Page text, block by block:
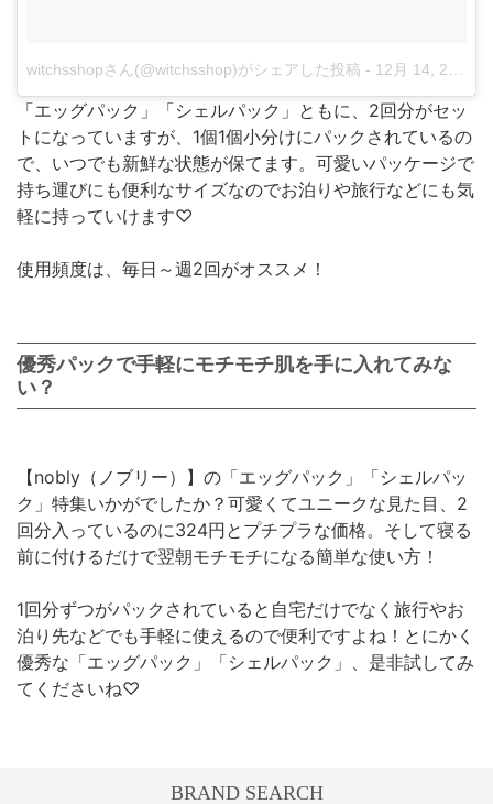
witchsshopさん(@witchsshop)がシェアした投稿 - 12月 14, 2017 at 7:28午後 PST
「エッグパック」「シェルパック」ともに、2回分がセッ
トになっていますが、1個1個小分けにパックされているの
で、いつでも新鮮な状態が保てます。可愛いパッケージで
持ち運びにも便利なサイズなのでお泊りや旅行などにも気
軽に持っていけます♡
使用頻度は、毎日～週2回がオススメ！
優秀パックで手軽にモチモチ肌を手に入れてみな
い？
【nobly（ノブリー）】の「エッグパック」「シェルパッ
ク」特集いかがでしたか？可愛くてユニークな見た目、2
回分入っているのに324円とプチプラな価格。そして寝る
前に付けるだけで翌朝モチモチになる簡単な使い方！
1回分ずつがパックされていると自宅だけでなく旅行やお
泊り先などでも手軽に使えるので便利ですよね！とにかく
優秀な「エッグパック」「シェルパック」、是非試してみ
てくださいね♡
BRAND SEARCH